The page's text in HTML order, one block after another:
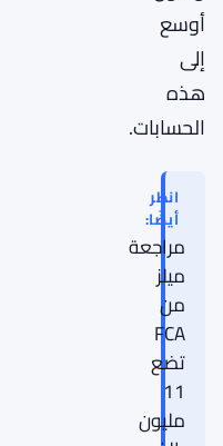
أوسع
إلى
هذه
الحسابات.
انظر
أيضًا:
مراجعة
ميلز
من
FCA
تضع
11
مليون